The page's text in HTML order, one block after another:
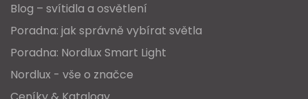
Blog – svítidla a osvětlení
Poradna: jak správně vybírat světla
Poradna: Nordlux Smart Light
Nordlux - vše o značce